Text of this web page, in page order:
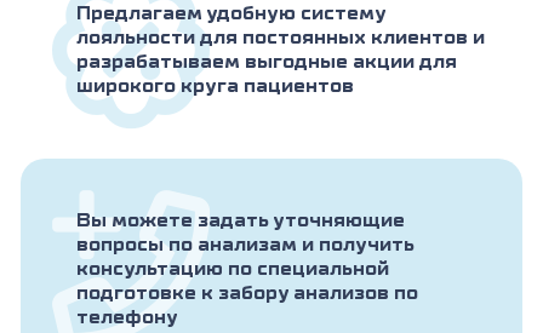
Предлагаем удобную систему
лояльности для постоянных клиентов и
разрабатываем выгодные акции для
широкого круга пациентов
Вы можете задать уточняющие
вопросы по анализам и получить
консультацию по специальной
подготовке к забору анализов по
телефону